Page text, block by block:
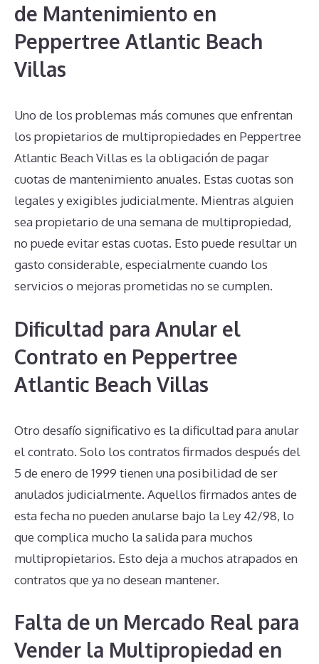
de Mantenimiento en
Peppertree Atlantic Beach
Villas
Uno de los problemas más comunes que enfrentan
los propietarios de multipropiedades en Peppertree
Atlantic Beach Villas es la obligación de pagar
cuotas de mantenimiento anuales. Estas cuotas son
legales y exigibles judicialmente. Mientras alguien
sea propietario de una semana de multipropiedad,
no puede evitar estas cuotas. Esto puede resultar un
gasto considerable, especialmente cuando los
servicios o mejoras prometidas no se cumplen.
Dificultad para Anular el
Contrato en Peppertree
Atlantic Beach Villas
Otro desafío significativo es la dificultad para anular
el contrato. Solo los contratos firmados después del
5 de enero de 1999 tienen una posibilidad de ser
anulados judicialmente. Aquellos firmados antes de
esta fecha no pueden anularse bajo la Ley 42/98, lo
que complica mucho la salida para muchos
multipropietarios. Esto deja a muchos atrapados en
contratos que ya no desean mantener.
Falta de un Mercado Real para
Vender la Multipropiedad en